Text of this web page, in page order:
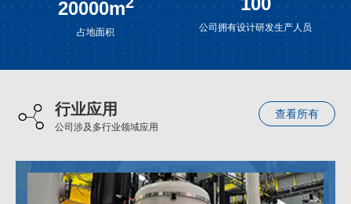
20000m
占地面积 公司拥有设计研发生产人员
行业应用
公司涉及多行业领域应用
查看所有